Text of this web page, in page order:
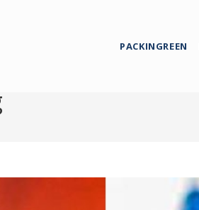
PACKINGREEN